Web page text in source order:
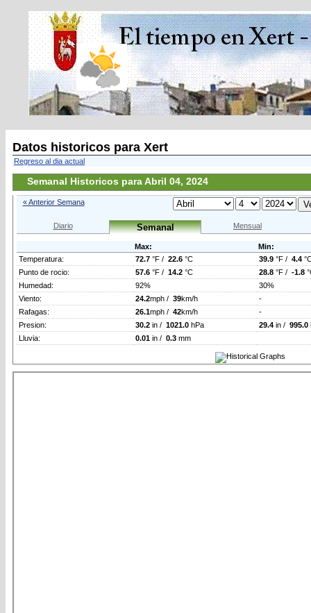
Datos historicos para Xert
Regreso al dia actual
Semanal Historicos para Abril 04, 2024
« Anterior Semana
Diario Semanal Mensual
Max:
Min:
Temperatura:
72.7 °F / 22.6 °C 39.9 °F / 4.4
Punto de rocio:
57.6 °F / 14.2 °C 28.8 °F / -1.8
Humedad:
92%
30%
Viento:
24.2mph / 39km/h
-
Rafagas:
26.1mph / 42km/h
-
Presion:
30.2 in / 1021.0 hPa 29.4 in / 995.0
Lluvia:
0.01 in / 0.3 mm